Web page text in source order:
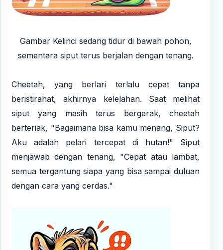
Gambar Kelinci sedang tidur di bawah pohon,
sementara siput terus berjalan dengan tenang.
Cheetah, yang berlari terlalu cepat tanpa
beristirahat, akhirnya kelelahan. Saat melihat
siput yang masih terus bergerak, cheetah
berteriak, "Bagaimana bisa kamu menang, Siput?
Aku adalah pelari tercepat di hutan!" Siput
menjawab dengan tenang, "Cepat atau lambat,
semua tergantung siapa yang bisa sampai duluan
dengan cara yang cerdas."